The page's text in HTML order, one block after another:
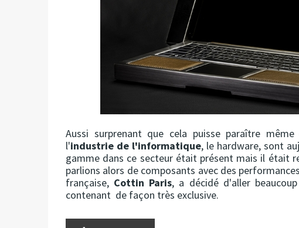
Aussi surprenant que cela puisse paraître
l'industrie de l'informatique, le hardware, sont
gamme dans ce secteur était présent mais il était
parlions alors de composants avec des
française, Cottin Paris, a décidé d'aller
contenant de façon très exclusive.